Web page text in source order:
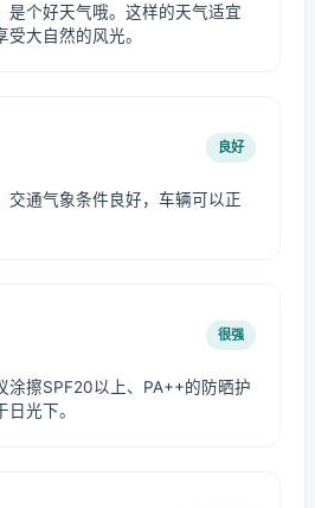
是个好天气哦。这样的天气适宜
大自然的风光。
良好
交通气象条件良好，车辆可以正
很强
涂擦SPF20以上、PA++的防晒护
光下。